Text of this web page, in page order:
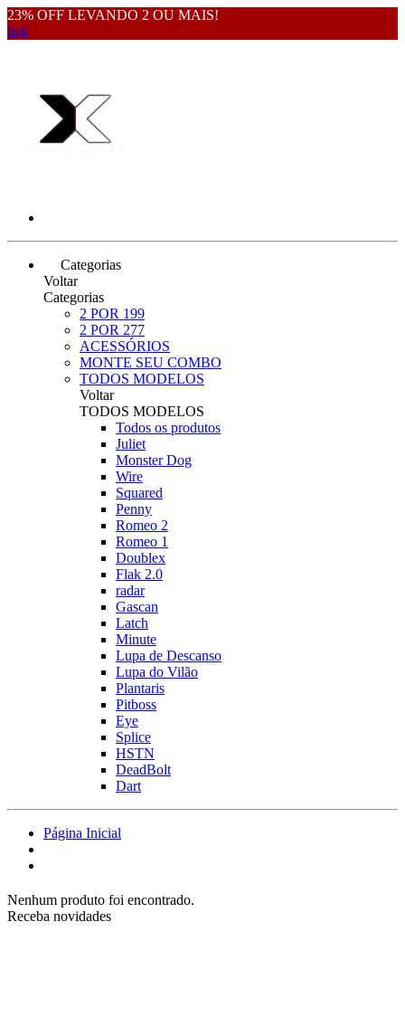
23% OFF LEVANDO 2 OU MAIS!
link
Categorias
Voltar
Categorias
2 POR 199
2 POR 277
ACESSÓRIOS
MONTE SEU COMBO
TODOS MODELOS
Voltar
TODOS MODELOS
Todos os produtos
Juliet
Monster Dog
Wire
Squared
Penny
Romeo 2
Romeo 1
Doublex
Flak 2.0
radar
Gascan
Latch
Minute
Lupa de Descanso
Lupa do Vilão
Plantaris
Pitboss
Eye
Splice
HSTN
DeadBolt
Dart
Página Inicial
Nenhum produto foi encontrado.
Receba novidades